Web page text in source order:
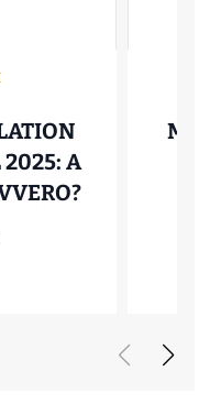
2025: A
INVESTIRE